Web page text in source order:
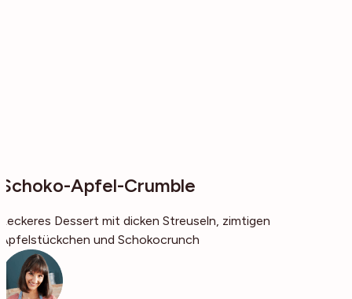
Schoko-Apfel-Crumble
Leckeres Dessert mit dicken Streuseln, zimtigen
Apfelstückchen und Schokocrunch